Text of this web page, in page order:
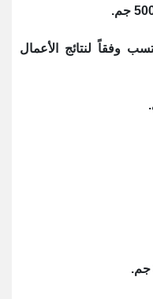
وفقاً لنتائج الأعمال